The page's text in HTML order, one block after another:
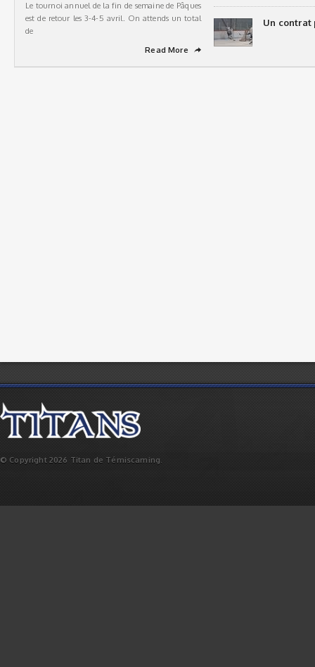
Le tournoi annuel de la fin de semaine de Pâques
est de retour les 3-4-5 avril. On attends un total
de
Read More
➦
Un contrat
© Copyright 2026 Titan de Témiscaming.